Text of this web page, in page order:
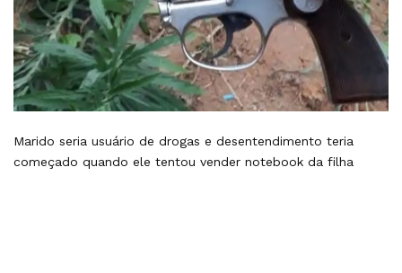
Marido seria usuário de drogas e desentendimento teria
começado quando ele tentou vender notebook da filha